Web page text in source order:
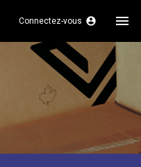
Connectez-vous account_circle menu